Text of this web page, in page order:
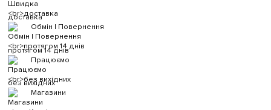
доставка
Обмін | Повернення
протягом 14 днів
Працюємо
без вихідних
Магазини